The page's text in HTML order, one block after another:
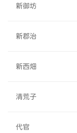
新御坊
新郡治
新西畑
清荒子
代官